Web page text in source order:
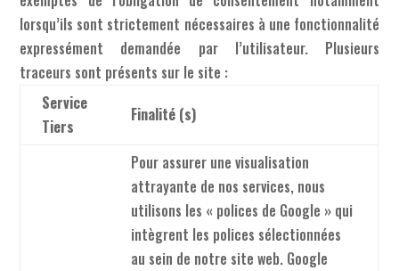
lorsqu’ils sont strictement nécessaires à une fonctionnalité
expressément demandée par l’utilisateur. Plusieurs
traceurs sont présents sur le site :
Service
Tiers
Finalité (s)
Pour assurer une visualisation
attrayante de nos services, nous
utilisons les « polices de Google » qui
intègrent les polices sélectionnées
au sein de notre site web. Google